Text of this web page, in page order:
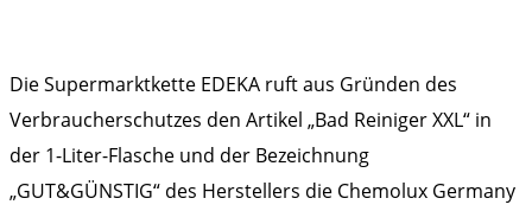
Die Supermarktkette EDEKA ruft aus Gründen des
Verbraucherschutzes den Artikel „Bad Reiniger XXL“ in
der 1-Liter-Flasche und der Bezeichnung
„GUT&GÜNSTIG“ des Herstellers die Chemolux Germany